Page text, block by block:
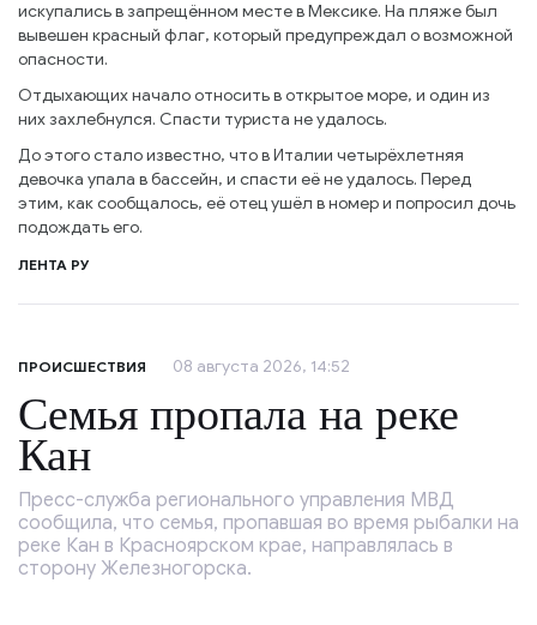
искупались в запрещённом месте в Мексике. На пляже был
вывешен красный флаг, который предупреждал о возможной
опасности.
Отдыхающих начало относить в открытое море, и один из
них захлебнулся. Спасти туриста не удалось.
До этого стало известно, что в Италии четырёхлетняя
девочка упала в бассейн, и спасти её не удалось. Перед
этим, как сообщалось, её отец ушёл в номер и попросил дочь
подождать его.
ЛЕНТА РУ
ПРОИСШЕСТВИЯ 08 августа 2026, 14:52
Семья пропала на реке
Кан
Пресс-служба регионального управления МВД
сообщила, что семья, пропавшая во время рыбалки на
реке Кан в Красноярском крае, направлялась в
сторону Железногорска.